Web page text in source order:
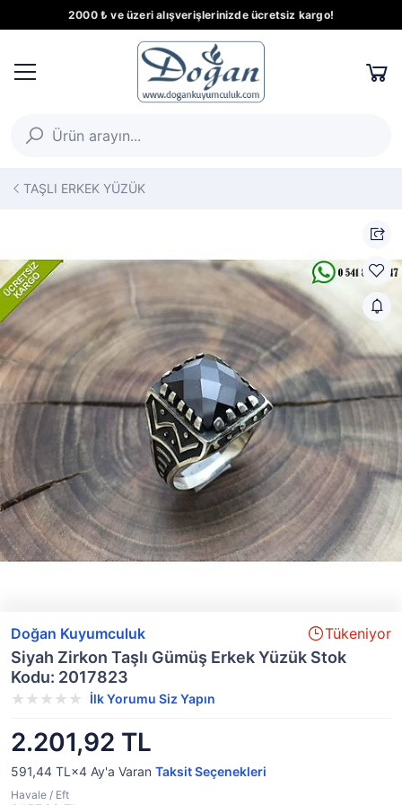
2000 ₺ ve üzeri alışverişlerinizde ücretsiz kargo!
TAŞLI ERKEK YÜZÜK
Doğan Kuyumculuk Tükeniyor
Siyah Zirkon Taşlı Gümüş Erkek Yüzük Stok
Kodu: 2017823
İlk Yorumu Siz Yapın
2.201,92 TL
591,44 TL×4 Ay'a Varan Taksit Seçenekleri
Havale / Eft